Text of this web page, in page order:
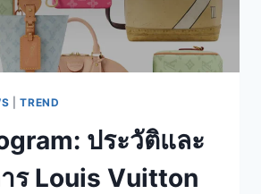
|TREND
ประวัติและ
ร Louis Vuitton